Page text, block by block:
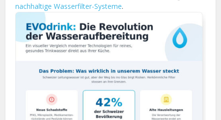
nachhaltige Wasserfilter-Systeme.